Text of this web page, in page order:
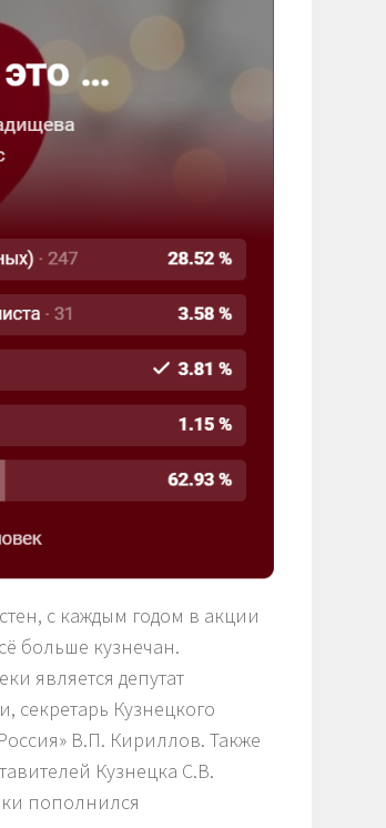
с каждым годом в акции
больше кузнечан.
является депутат
секретарь Кузнецкого
В.П. Кириллов. Также
Кузнецка С.В.
пополнился